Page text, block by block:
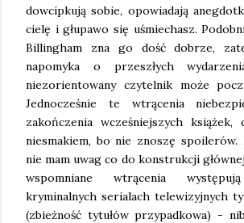
dowcipkują sobie, opowiadają
cielę i głupawo się uśmiechasz.
Billingham zna go dość dobrze,
napomyka o przeszłych
niezorientowany czytelnik może
Jednocześnie te wtrącenia
zakończenia wcześniejszych książek,
niesmakiem, bo nie znoszę spoilerów.
nie mam uwag co do konstrukcji
wspomniane wtrącenia
kryminalnych serialach telewizyjnych
(zbieżność tytułów przypadkowa) -